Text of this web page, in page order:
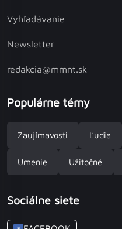
Vyhľadávanie
Newsletter
redakcia@mmnt.sk
Populárne témy
Zaujímavosti Ľudia
Umenie Užitočné
Sociálne siete